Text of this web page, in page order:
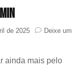
de 2025
Deixe um
ainda mais pelo